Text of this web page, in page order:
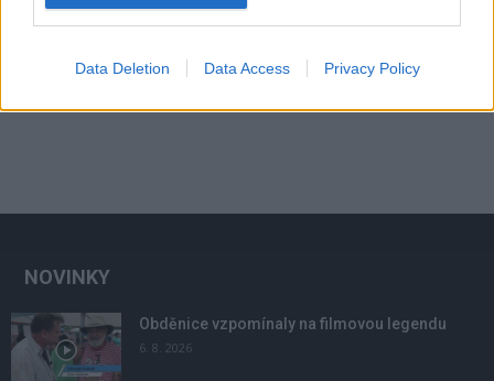
Data Deletion Data Access Privacy Policy
NOVINKY
Obděnice vzpomínaly na filmovou legendu
6. 8. 2026